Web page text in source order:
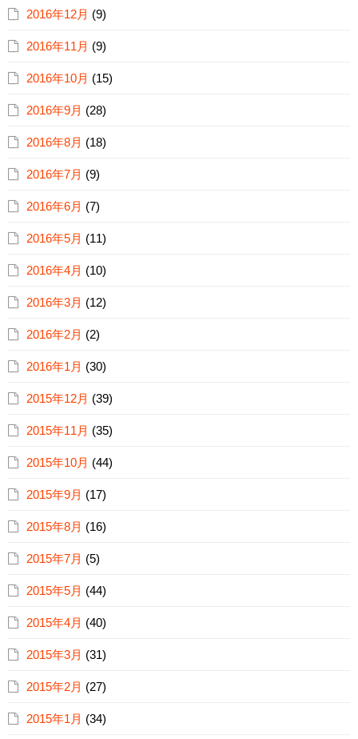
2016年12月 (9)
2016年11月 (9)
2016年10月 (15)
2016年9月 (28)
2016年8月 (18)
2016年7月 (9)
2016年6月 (7)
2016年5月 (11)
2016年4月 (10)
2016年3月 (12)
2016年2月 (2)
2016年1月 (30)
2015年12月 (39)
2015年11月 (35)
2015年10月 (44)
2015年9月 (17)
2015年8月 (16)
2015年7月 (5)
2015年5月 (44)
2015年4月 (40)
2015年3月 (31)
2015年2月 (27)
2015年1月 (34)